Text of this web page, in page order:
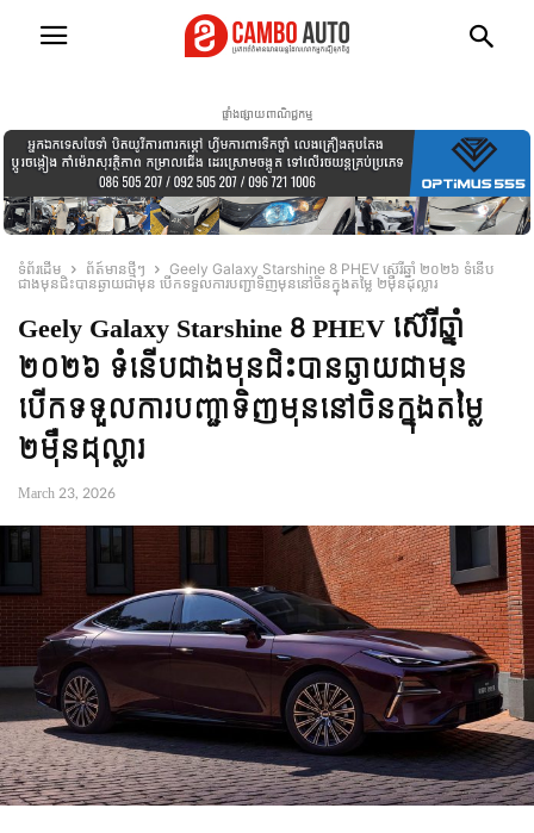
ផ្ទាំងផ្សាយពាណិជ្ជកម្ម
ទំព័រដើម ព័ត៍មានថ្មីៗ
Geely Galaxy Starshine 8 PHEV ស៊េរីឆ្នាំ ២០២៦ ទំនើប
ជាងមុនជិះបានឆ្ងាយជាមុន បើកទទួលការបញ្ជាទិញមុននៅចិនក្នុងតម្លៃ ២មុឺនដុល្លារ
Geely Galaxy Starshine 8 PHEV ស៊េរីឆ្នាំ
២០២៦ ទំនើបជាងមុនជិះបានឆ្ងាយជាមុន
បើកទទួលការបញ្ជាទិញមុននៅចិនក្នុងតម្លៃ
២មុឺនដុល្លារ
March 23, 2026